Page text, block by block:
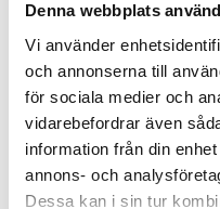
Denna webbplats
Vi använder
och annonserna till
för sociala medier och
vidarebefordrar även
information från din
annons- och
Dessa kan i sin tur
Ski-Doo Kapell